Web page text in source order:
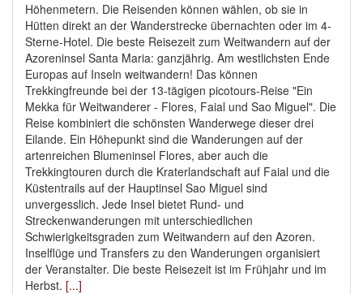
Höhenmetern. Die Reisenden können wählen, ob sie in
Hütten direkt an der Wanderstrecke übernachten oder im 4-
Sterne-Hotel. Die beste Reisezeit zum Weitwandern auf der
Azoreninsel Santa Maria: ganzjährig. Am westlichsten Ende
Europas auf Inseln weitwandern! Das können
Trekkingfreunde bei der 13-tägigen picotours-Reise "Ein
Mekka für Weitwanderer - Flores, Faial und Sao Miguel". Die
Reise kombiniert die schönsten Wanderwege dieser drei
Eilande. Ein Höhepunkt sind die Wanderungen auf der
artenreichen Blumeninsel Flores, aber auch die
Trekkingtouren durch die Kraterlandschaft auf Faial und die
Küstentrails auf der Hauptinsel Sao Miguel sind
unvergesslich. Jede Insel bietet Rund- und
Streckenwanderungen mit unterschiedlichen
Schwierigkeitsgraden zum Weitwandern auf den Azoren.
Inselflüge und Transfers zu den Wanderungen organisiert
der Veranstalter. Die beste Reisezeit ist im Frühjahr und im
Herbst. [...]